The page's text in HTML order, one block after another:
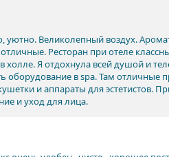
уютно. Великолепный воздух.
Ресторан при отеле
Я отдохнула всей душой и
оборудование в spa. Там отличные
и аппараты для эстетистов.
и уход для лица.